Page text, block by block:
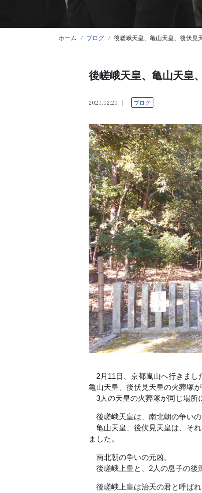
ホーム ブログ 後嵯峨天皇、亀山天皇、後伏見
後嵯峨天皇、亀山天皇
2020.02.20 ブログ
2月11日、京都嵐山へ行きまし
亀山天皇、後伏見天皇の火葬塚が
3人の天皇の火葬塚が同じ場所
後嵯峨天皇は、南北朝の争いの
亀山天皇、後伏見天皇は、そ
ました。
南北朝の争いの元凶。
後嵯峨上皇と、2人の息子の後
後嵯峨上皇は治天の君と呼ばれ